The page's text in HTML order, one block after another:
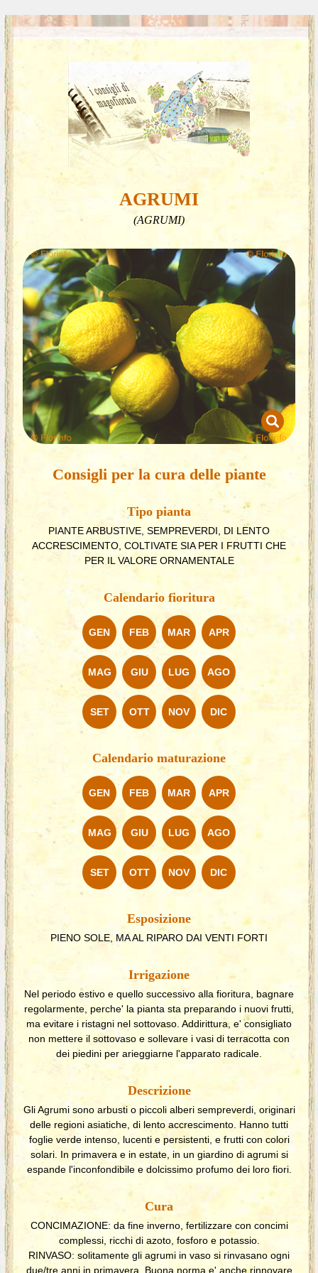
AGRUMI
(AGRUMI)
Consigli per la cura delle piante
Tipo pianta
PIANTE ARBUSTIVE, SEMPREVERDI, DI LENTO
ACCRESCIMENTO, COLTIVATE SIA PER I FRUTTI CHE
PER IL VALORE ORNAMENTALE
Calendario fioritura
GEN FEB MAR APR
MAG GIU LUG AGO
SET OTT NOV DIC
Calendario maturazione
GEN FEB MAR APR
MAG GIU LUG AGO
SET OTT NOV DIC
Esposizione
PIENO SOLE, MA AL RIPARO DAI VENTI FORTI
Irrigazione
Nel periodo estivo e quello successivo alla fioritura, bagnare
regolarmente, perche' la pianta sta preparando i nuovi frutti,
ma evitare i ristagni nel sottovaso. Addirittura, e' consigliato
non mettere il sottovaso e sollevare i vasi di terracotta con
dei piedini per arieggiarne l'apparato radicale.
Descrizione
Gli Agrumi sono arbusti o piccoli alberi sempreverdi, originari
delle regioni asiatiche, di lento accrescimento. Hanno tutti
foglie verde intenso, lucenti e persistenti, e frutti con colori
solari. In primavera e in estate, in un giardino di agrumi si
espande l'inconfondibile e dolcissimo profumo dei loro fiori.
Cura
CONCIMAZIONE: da fine inverno, fertilizzare con concimi
complessi, ricchi di azoto, fosforo e potassio.
RINVASO: solitamente gli agrumi in vaso si rinvasano ogni
due/tre anni in primavera. Buona norma e' anche rinnovare